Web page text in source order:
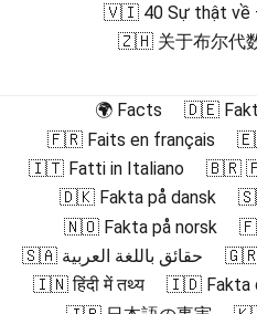
🇻🇮 40 Sự thật về
🇿🇭 关于布尔代
🌍 Facts
🇩🇪
🇫🇷 Faits en français
🇮🇹 Fatti in Italiano
🇧🇷
🇩🇰 Fakta på dansk
🇳🇴 Fakta på norsk
🇸🇦 حقائق باللغة العربية
🇬🇷
🇮🇳 हिंदी में तथ्य
🇮🇩 Fakta